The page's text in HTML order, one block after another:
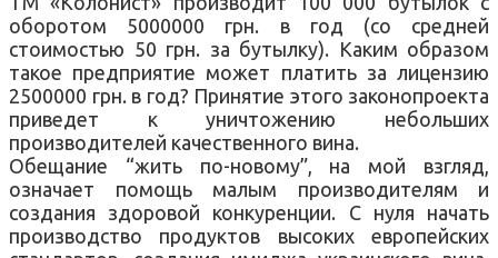
оборотом 5000000 грн. в год (со средней
стоимостью 50 грн. за бутылку). Каким образом
такое предприятие может платить за лицензию
2500000 грн. в год? Принятие этого законопроекта
приведет к уничтожению небольших
производителей качественного вина.
Обещание “жить по-новому”, на мой взгляд,
означает помощь малым производителям и
создания здоровой конкуренции. С нуля начать
производство продуктов высоких европейских